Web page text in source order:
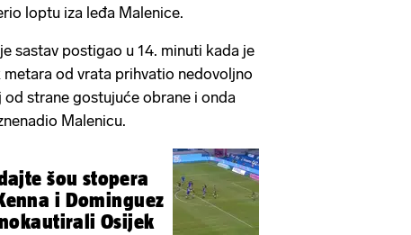
loptu iza leđa Malenice.
sastav postigao u 14. minuti kada je
metara od vrata prihvatio nedovoljno
strane gostujuće obrane i onda
Malenicu.
šou stopera
i Dominguez
Osijek